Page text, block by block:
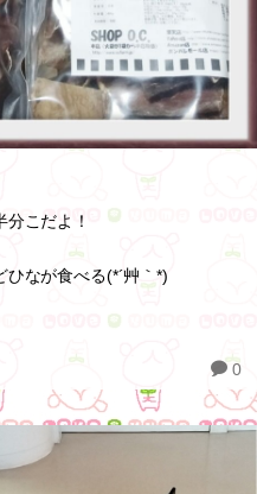
こだよ！
ひなが食べる(*´艸｀*)
0